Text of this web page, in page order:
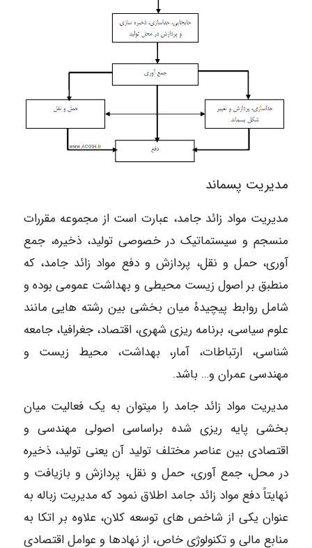
مدیریت پسماند
مدیریت مواد زائد جامد، عبارت است از مجموعه مقررات
منسجم و سیستماتیک در خصوصی تولید، ذخیره، جمع
آوری، حمل و نقل، پردازش و دفع مواد زائد جامد، که
منطبق بر اصول زیست محیطی و بهداشت عمومی بوده و
شامل روابط پیچیدهٔ میان بخشی بین رشته هایی مانند
علوم سیاسی، برنامه ریزی شهری، اقتصاد، جغرافیا، جامعه
شناسی، ارتباطات، آمار، بهداشت، محیط زیست و
مهندسی عمران و… باشد.
مدیریت مواد زائد جامد را میتوان به یک فعالیت میان
بخشی پایه ریزی شده براساسی اصولی مهندسی و
اقتصادی بین عناصر مختلف تولید آن یعنی تولید، ذخیره
در محل، جمع آوری، حمل و نقل، پردازش و بازیافت و
نهایتاً دفع مواد زائد جامد اطلاق نمود که مدیریت زباله به
عنوان یکی از شاخص های توسعه کلان، علاوه بر اتکا به
منابع مالی و تکنولوژی خاص، از نهادها و عوامل اقتصادی